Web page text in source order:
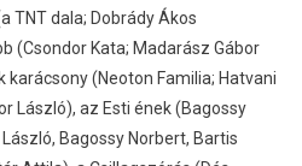
TNT dala; Dobrády Ákos
(Csondor Kata; Madarász Gábor
karácsony (Neoton Familia; Hatvani
László), az Esti ének (Bagossy
Bagossy Norbert, Bartis